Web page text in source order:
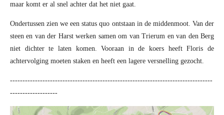
maar komt er al snel achter dat het niet gaat.
Ondertussen zien we een status quo ontstaan in de middenmoot. Van der
steen en van der Harst werken samen om van Trierum en van den Berg
niet dichter te laten komen. Vooraan in de koers heeft Floris de
achtervolging moeten staken en heeft een lagere versnelling gezocht.
---------------------------------------------------------------------------------
-------------------